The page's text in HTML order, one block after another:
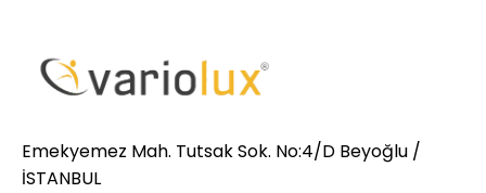
Emekyemez Mah. Tutsak Sok. No:4/D Beyoğlu /
İSTANBUL